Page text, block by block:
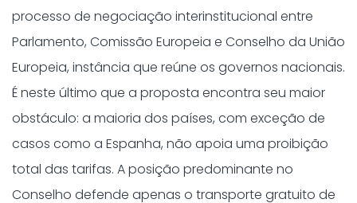
processo de negociação interinstitucional entre
Parlamento, Comissão Europeia e Conselho da União
Europeia, instância que reúne os governos nacionais.
É neste último que a proposta encontra seu maior
obstáculo: a maioria dos países, com exceção de
casos como a Espanha, não apoia uma proibição
total das tarifas. A posição predominante no
Conselho defende apenas o transporte gratuito de